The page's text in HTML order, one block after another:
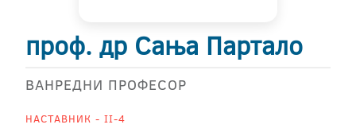
проф. др Сања Партало
ВАНРЕДНИ ПРОФЕСОР
НАСТАВНИК - II-4